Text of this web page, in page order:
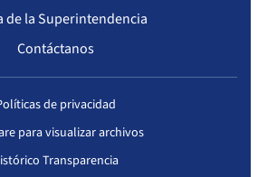
de la Superintendencia
Contáctanos
de privacidad
para visualizar archivos
Transparencia